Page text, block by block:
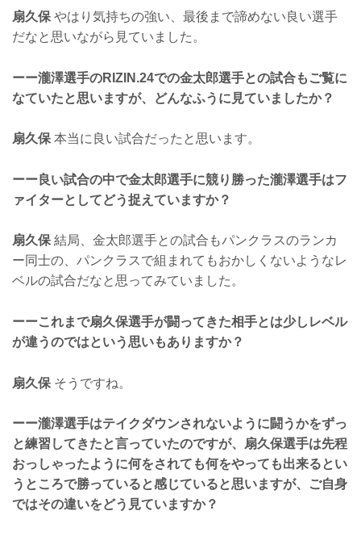
扇久保 やはり気持ちの強い、最後まで諦めない良い選手
だなと思いながら見ていました。
ーー瀧澤選手のRIZIN.24での金太郎選手との試合もご覧に
なていたと思いますが、どんなふうに見ていましたか？
扇久保 本当に良い試合だったと思います。
ーー良い試合の中で金太郎選手に競り勝った瀧澤選手はフ
ァイターとしてどう捉えていますか？
扇久保 結局、金太郎選手との試合もパンクラスのランカ
ー同士の、パンクラスで組まれてもおかしくないようなレ
ベルの試合だなと思ってみていました。
ーーこれまで扇久保選手が闘ってきた相手とは少しレベル
が違うのではという思いもありますか？
扇久保 そうですね。
ーー瀧澤選手はテイクダウンされないように闘うかをずっ
と練習してきたと言っていたのですが、扇久保選手は先程
おっしゃったように何をされても何をやっても出来るとい
うところで勝っていると感じていると思いますが、ご自身
ではその違いをどう見ていますか？